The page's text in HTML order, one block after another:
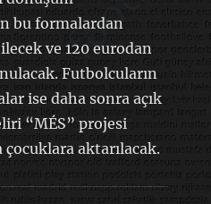
bu formalardan
ve 120 eurodan
Futbolcuların
ise daha sonra açık
“MÉS” projesi
çocuklara aktarılacak.